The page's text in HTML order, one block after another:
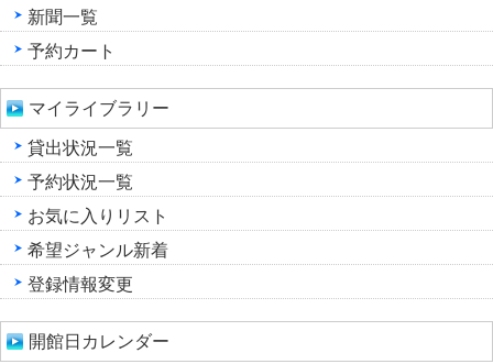
新聞一覧
予約カート
マイライブラリー
貸出状況一覧
予約状況一覧
お気に入りリスト
希望ジャンル新着
登録情報変更
開館日カレンダー